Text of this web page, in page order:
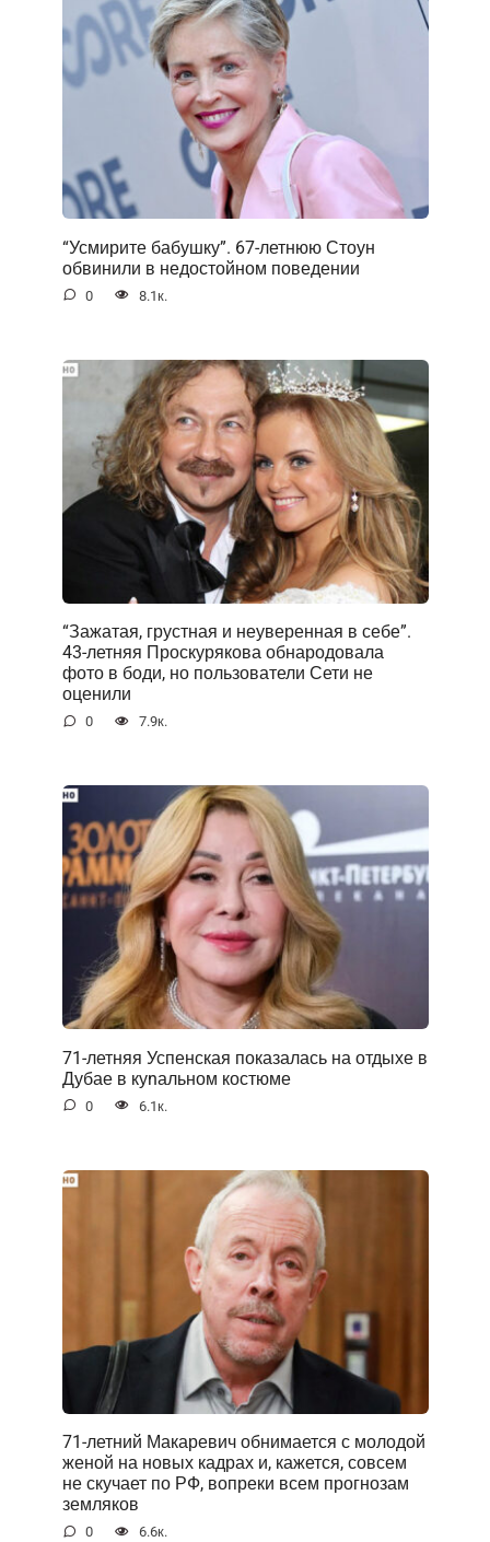
“Усмирите бабушку”. 67-летнюю Стоун
обвинили в недостойном поведении
0 8.1к.
“Зажатая, грустная и неуверенная в себе”.
43-летняя Проскурякова обнародовала
фото в боди, но пользователи Сети не
оценили
0 7.9к.
71-летняя Успенская показалась на отдыхе в
Дубае в куnальном костюме
0 6.1к.
71-летний Макаревич обнимается с молодой
женой на новых кадрах и, кажется, совсем
не скучает по РФ, вопреки всем прогнозам
земляков
0 6.6к.